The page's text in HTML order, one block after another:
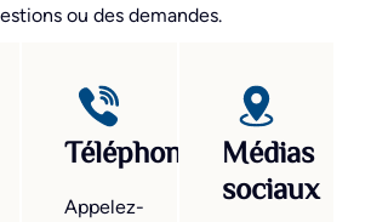
ou des demandes.
Téléphone
Appelez-
Médias
sociaux